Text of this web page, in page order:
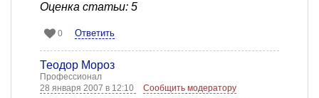
Оценка статьи: 5
0 Ответить
Теодор Мороз
Профессионал
28 января 2007 в 12:10
Сообщить модератору